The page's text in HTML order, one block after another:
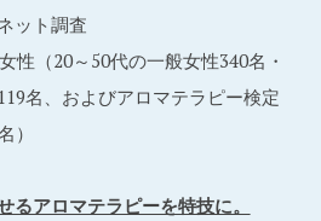
ット調査
性（20～50代の一般女性340名・
名、およびアロマテラピー検定
）
るアロマテラピーを特技に。